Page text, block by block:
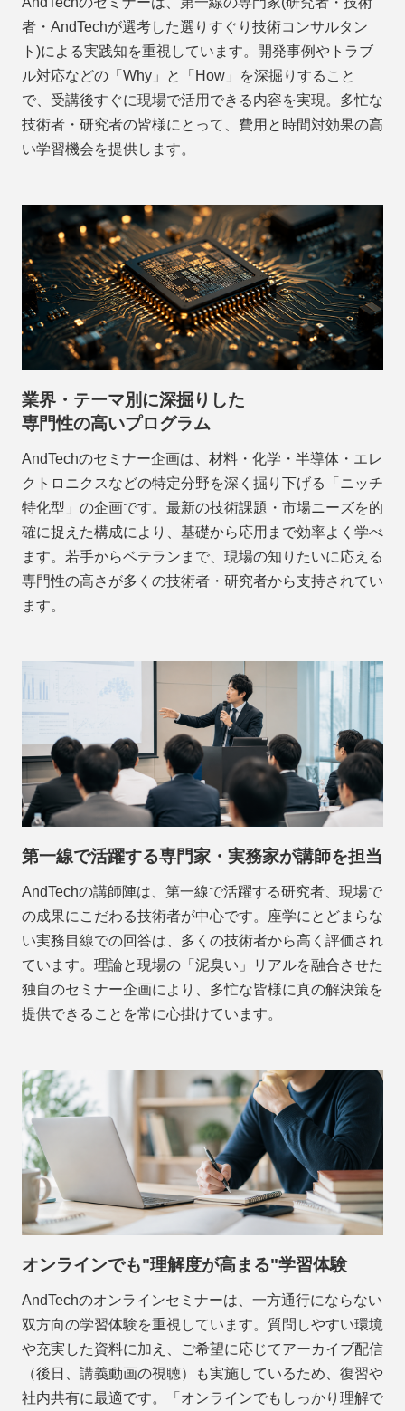
者・AndTechが選考した選りすぐり技術コンサルタン
ト)による実践知を重視しています。開発事例やトラブ
ル対応などの「Why」と「How」を深掘りすること
で、受講後すぐに現場で活用できる内容を実現。多忙な
技術者・研究者の皆様にとって、費用と時間対効果の高
い学習機会を提供します。
業界・テーマ別に深掘りした
専門性の高いプログラム
AndTechのセミナー企画は、材料・化学・半導体・エレ
クトロニクスなどの特定分野を深く掘り下げる「ニッチ
特化型」の企画です。最新の技術課題・市場ニーズを的
確に捉えた構成により、基礎から応用まで効率よく学べ
ます。若手からベテランまで、現場の知りたいに応える
専門性の高さが多くの技術者・研究者から支持されてい
ます。
第一線で活躍する専門家・実務家が講師を担当
AndTechの講師陣は、第一線で活躍する研究者、現場で
の成果にこだわる技術者が中心です。座学にとどまらな
い実務目線での回答は、多くの技術者から高く評価され
ています。理論と現場の「泥臭い」リアルを融合させた
独自のセミナー企画により、多忙な皆様に真の解決策を
提供できることを常に心掛けています。
オンラインでも"理解度が高まる"学習体験
AndTechのオンラインセミナーは、一方通行にならない
双方向の学習体験を重視しています。質問しやすい環境
や充実した資料に加え、ご希望に応じてアーカイブ配信
（後日、講義動画の視聴）も実施しているため、復習や
社内共有に最適です。「オンラインでもしっかり理解で